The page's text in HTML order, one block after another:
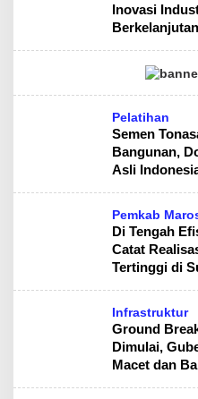
Inovasi
Berkelanjutan
Pelatihan
Semen
Bangunan,
Asli
Pemkab
Di Tengah
Catat
Tertinggi di
Infrastruktur
Ground
Dimulai,
Macet dan